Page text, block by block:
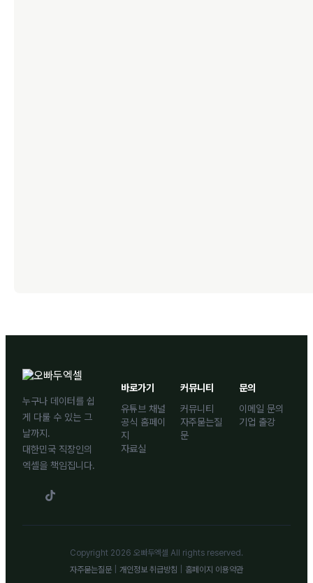
누구나 데이터를 쉽
게 다룰 수 있는 그
날까지.
대한민국 직장인의
엑셀을 책임집니다.
바로가기
유튜브 채널
공식 홈페이
지
자료실
커뮤니티
커뮤니티
자주묻는질
문
문의
이메일 문의
기업 출강
Copyright 2026 오빠두엑셀 All rights reserved.
자주묻는질문
개인정보 취급방침 홈페이지 이용약관